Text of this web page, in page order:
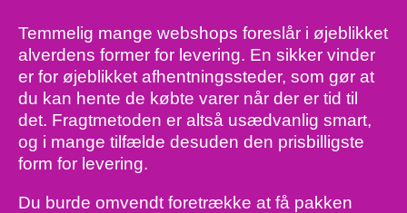
Temmelig mange webshops foreslår i øjeblikket
alverdens former for levering. En sikker vinder
er for øjeblikket afhentningssteder, som gør at
du kan hente de købte varer når der er tid til
det. Fragtmetoden er altså usædvanlig smart,
og i mange tilfælde desuden den prisbilligste
form for levering.
Du burde omvendt foretrække at få pakken